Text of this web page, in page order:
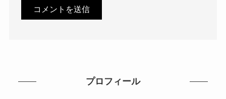
プロフィール